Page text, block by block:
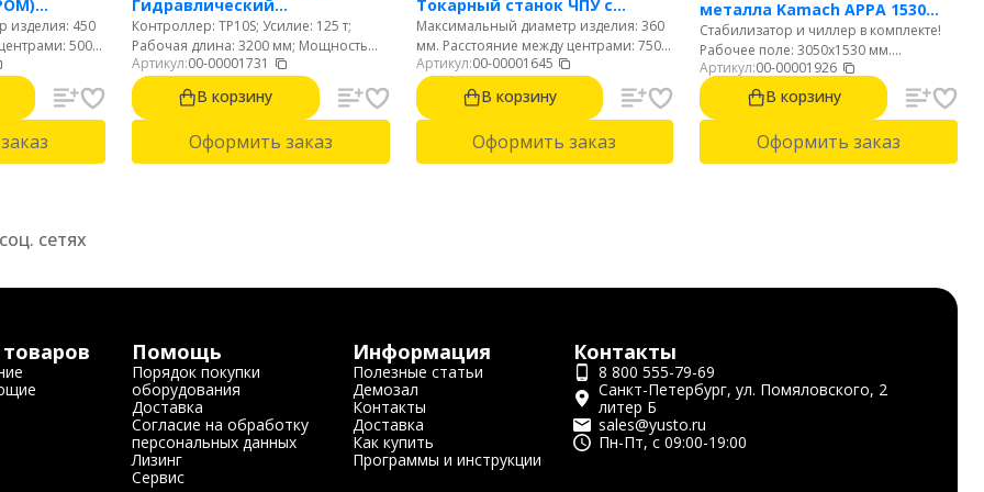
ЧПУ с
изделия: 450
500
над
отверстия
позиционная
голова.
Гидравлический
листогибочный пресс с
контроллером TP10S
Контроллер: TP10S; Усилие: 125 т;
Рабочая длина: 3200 мм; Мощность
двигателя: 7,5 кВт; Рабочая скорость:
8,5 м/мин; Вес: 6300 кг
Артикул:00-00001731
В корзину
Оформить заказ
Токарный станок ЧПУ с
горизонтальной станиной
Максимальный диаметр изделия: 360
мм. Расстояние между центрами: 750
мм. Макс. диаметр обработки над
суппортом: 155 мм. Диаметр отверстия
шпинделя: 60 мм. 6-ти позиционная
револьверная голова.
Артикул:00-00001645
В корзину
Оформить заказ
металла Kamach APPA 1530
(3000 Вт)
Стабилизатор и чиллер в комплекте!
Рабочее поле: 3050х1530 мм.
Мощность: 3000 Вт. Источник: Raycus.
Автофокус. Резка стали до 22 мм.
Нержавейки до 10 мм. Алюминий до 8
мм.
Артикул:00-00001926
В корзину
Оформить заказ
сетях
Помощь
Порядок покупки
оборудования
Доставка
Согласие на обработку
персональных данных
Лизинг
Сервис
Информация
Полезные статьи
Демозал
Контакты
Доставка
Как купить
Программы и инструкции
Контакты
8 800 555-79-69
Санкт-Петербург, ул. Помяловского, 2
литер Б
sales@yusto.ru
Пн-Пт, с 09:00-19:00